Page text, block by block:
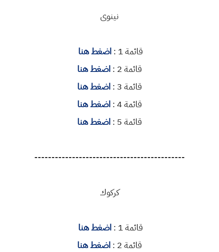
نينوى
قائمة 1 :
اضغط هنا
قائمة 2 :
اضغط هنا
قائمة 3 :
اضغط هنا
قائمة 4 :
اضغط هنا
قائمة 5 :
اضغط هنا
--------------------------------------------
كركوك
قائمة 1 :
اضغط هنا
قائمة 2 :
اضغط هنا